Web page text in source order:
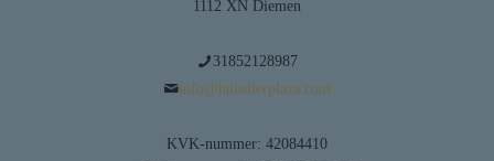
1112 XN Diemen
31852128987
info@huisdierplaza.com
KVK-nummer: 42084410